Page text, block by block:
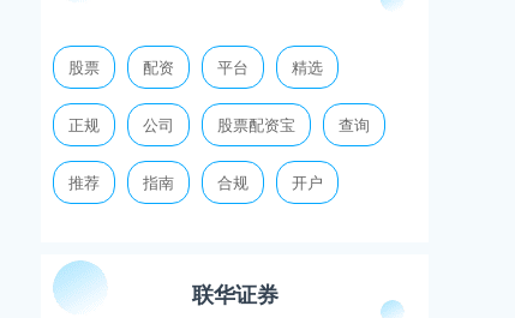
股票 配资 平台 精选
正规 公司 股票配资宝 查询
推荐 指南 合规 开户
联华证券